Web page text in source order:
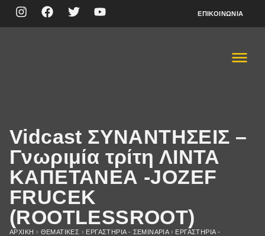
ΕΠΙΚΟΙΝΩΝΊΑ
Vidcast ΣΥΝΑΝΤΗΣΕΙΣ –
Γνωριμία τρίτη ΛΙΝΤΑ
ΚΑΠΕΤΑΝΕΑ -JOZEF
FRUCEK
(ROOTLESSROOT)
ΑΡΧΙΚΉ › ΘΕΜΑΤΙΚΈΣ › ΕΡΓΑΣΤΗΡΙΑ - ΣΕΜΙΝΑΡΙΑ› ΕΡΓΑΣΤΗΡΙΑ -